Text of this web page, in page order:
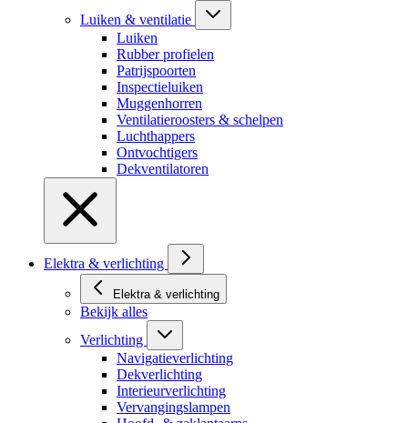
Luiken & ventilatie
Luiken
Rubber profielen
Patrijspoorten
Inspectieluiken
Muggenhorren
Ventilatieroosters & schelpen
Luchthappers
Ontvochtigers
Dekventilatoren
Elektra & verlichting
Elektra & verlichting
Bekijk alles
Verlichting
Navigatieverlichting
Dekverlichting
Interieurverlichting
Vervangingslampen